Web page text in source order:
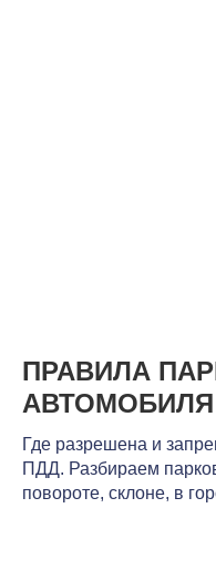
ПРАВИЛА
АВТОМОБИЛЯ
Где разрешена и
ПДД. Разбираем
повороте, склоне, в